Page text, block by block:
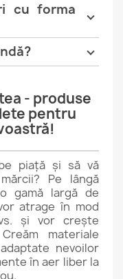
cu forma
- produse
pentru
piață și să vă
Pe lângă
gamă largă de
atrage în mod
și vor crește
materiale
nevoilor
în aer liber la